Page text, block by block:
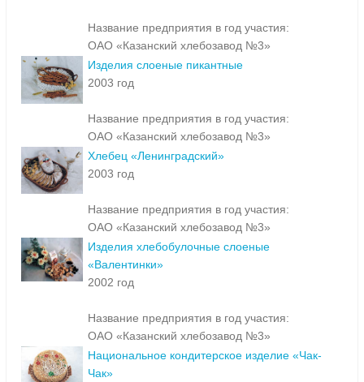
Название предприятия в год участия:
ОАО «Казанский хлебозавод №3»
Изделия слоеные пикантные
2003 год
Название предприятия в год участия:
ОАО «Казанский хлебозавод №3»
Хлебец «Ленинградский»
2003 год
Название предприятия в год участия:
ОАО «Казанский хлебозавод №3»
Изделия хлебобулочные слоеные
«Валентинки»
2002 год
Название предприятия в год участия:
ОАО «Казанский хлебозавод №3»
Национальное кондитерское изделие «Чак-
Чак»